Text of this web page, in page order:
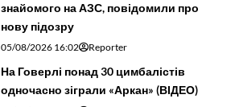
знайомого на АЗС, повідомили про
нову підозру
05/08/2026 16:02 Reporter
На Говерлі понад 30 цимбалістів
одночасно зіграли «Аркан» (ВІДЕО)